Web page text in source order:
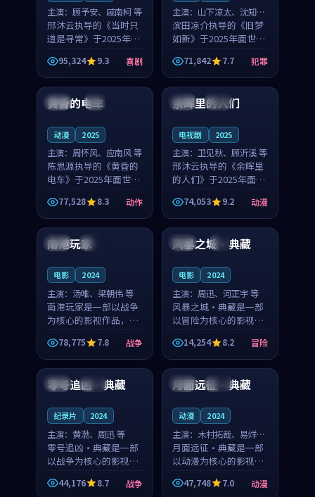
主演： 顾予安、戚南柯 等
邢沐云执导的《当时只
道是寻常》于2025年面
世，泰国的城市气质与
母女情深的人物心境共
同构筑了影片基调。顾
予安、戚南柯用细腻的
表演撑起整部喜剧电
95,324 9.3 喜剧
主演： 山下凉太、沈知韵
等
滨田凉介执导的《旧梦
如新》于2025年面世，
中国台湾的城市气质与
异国相遇的人物心境共
同构筑了影片基调。山
下凉太、沈知韵用细腻
的表演撑起整部犯罪
71,842 7.7 犯罪
日本 4K
黄昏的电车
动漫 2025
主演： 周怀风、应南风 等
陈思源执导的《黄昏的
电车》于2025年面世，
日本的城市气质与渔村
故事的人物心境共同构
筑了影片基调。周怀
风、应南风用细腻的表
演撑起整部动作电影，
77,528 8.3 动作
泰国 完结
余晖里的人们
电视剧 2025
主演： 卫见秋、顾沂溪 等
邢沐云执导的《余晖里
的人们》于2025年面
世，泰国的城市气质与
小镇生活的人物心境共
同构筑了影片基调。卫
见秋、顾沂溪用细腻的
表演撑起整部动漫电
74,053 9.2 动漫
中国 完结
南港玩家
电影 2024
主演： 汤唯、梁朝伟 等
南港玩家是一部以战争
为核心的影视作品，围
绕危机、反转与人物成
长展开，整体节奏紧
凑，值得推荐观看。
78,775 7.8 战争
泰国 4K
风暴之城·典藏
电影 2024
主演： 周迅、河正宇 等
风暴之城·典藏是一部
以冒险为核心的影视作
品，围绕危机、反转与
人物成长展开，整体节
奏紧凑，值得推荐观
看。
14,254 8.2 冒险
英国 院线
零号追凶·典藏
纪录片 2024
主演： 黄渤、周迅 等
零号追凶·典藏是一部
以战争为核心的影视作
品，围绕危机、反转与
人物成长展开，整体节
44,176 8.7 战争
中国 院线
月面远征·典藏
动漫 2024
主演： 木村拓哉、易烊千
玺 等
月面远征·典藏是一部
以动漫为核心的影视作
品，围绕危机、反转与
人物成长展开，整体节
47,748 7.0 动漫